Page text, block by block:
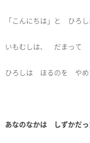
「こんにちは」と ひろ
いもむしは、 だまって
ひろしは ほるのを やめ
あなのなかは しずかだ